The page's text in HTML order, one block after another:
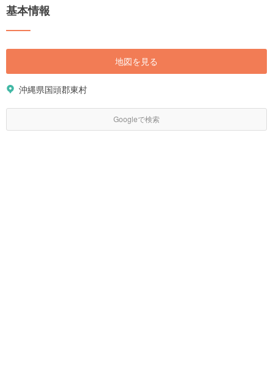
問題にも直面しており、未来に残していくための取り組みが必要な状況で
光で解決する」ためにつくられた新感覚ツアーを中心に、新たな観光地作
ゼ」](https://bit.ly/3TIpmF5) ■[保全体験型ナイトツアー「AKISAMIYO」]
(https://bit.ly/3RXDE3y) 提供：NPO法人東村観光推進協議会
基本情報
地図を見る
沖縄県国頭郡東村
Googleで検索